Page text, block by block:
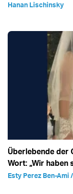
Hanan Lischinsky
Überlebende der
Wort: „Wir haben
Esty Perez Ben-Ami